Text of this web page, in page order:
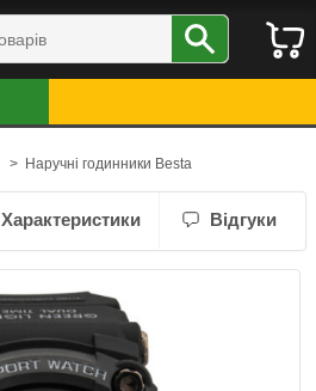
> Наручні годинники Besta
Характеристики Відгуки